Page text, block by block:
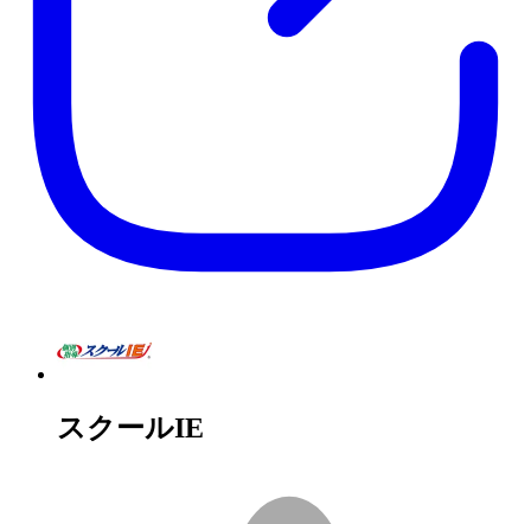
スクールIE